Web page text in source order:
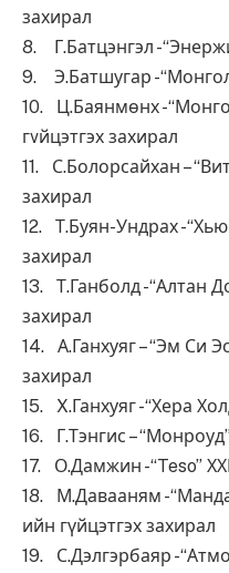
захирал
8. Г.Батцэнгэл -
9. Э.Батшугар -
10. Ц.Баянмөнх -
гvйцэтгэх захирал
11. С.Болорсайхан –
захирал
12. Т.Буян-Ундрах -
захирал
13. Т.Ганболд -“Алтан
захирал
14. А.Ганхуяг – “Эм Си
захирал
15. X.Ганхуяг -“Хера
16. Г.Тэнгис –
17. О.Дамжин -“Teso”
18. М.Давааням -
ийн гүйцэтгэх захирал
19. С.Дэлгэрбаяр -